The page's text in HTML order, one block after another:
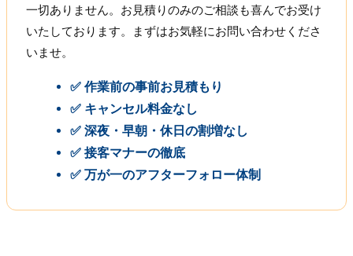
一切ありません。お見積りのみのご相談も喜んでお受け
いたしております。まずはお気軽にお問い合わせくださ
いませ。
✅ 作業前の事前お見積もり
✅ キャンセル料金なし
✅ 深夜・早朝・休日の割増なし
✅ 接客マナーの徹底
✅ 万が一のアフターフォロー体制